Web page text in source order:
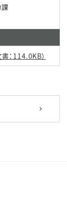
：114.0KB）